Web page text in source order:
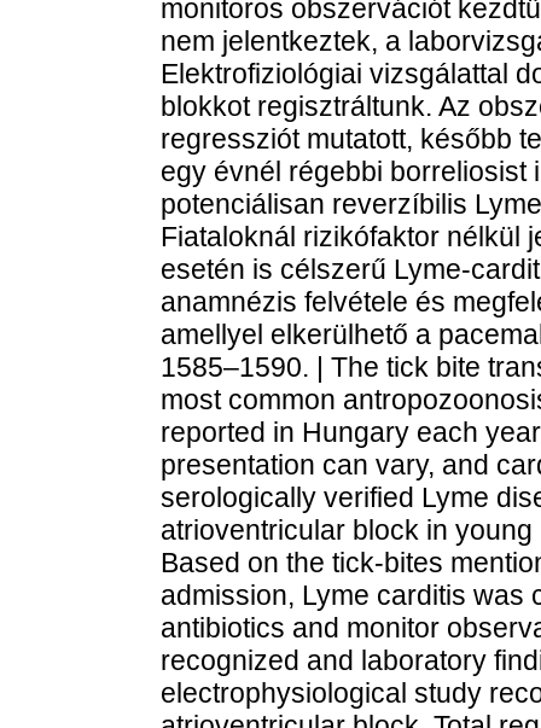
monitoros obszervációt
nem jelentkeztek, a
Elektrofiziológiai vizsgálattal
blokkot regisztráltunk. Az
regressziót mutatott, később
egy évnél régebbi borreliosist
potenciálisan reverzíbilis
Fiataloknál rizikófaktor nélkül
esetén is célszerű Lyme-
anamnézis felvétele és
amellyel elkerülhető a
1585–1590. | The tick bite
most common
reported in Hungary each
presentation can vary, and
serologically verified Lyme
atrioventricular block in
Based on the tick-bites
admission, Lyme carditis was
antibiotics and monitor
recognized and laboratory
electrophysiological study